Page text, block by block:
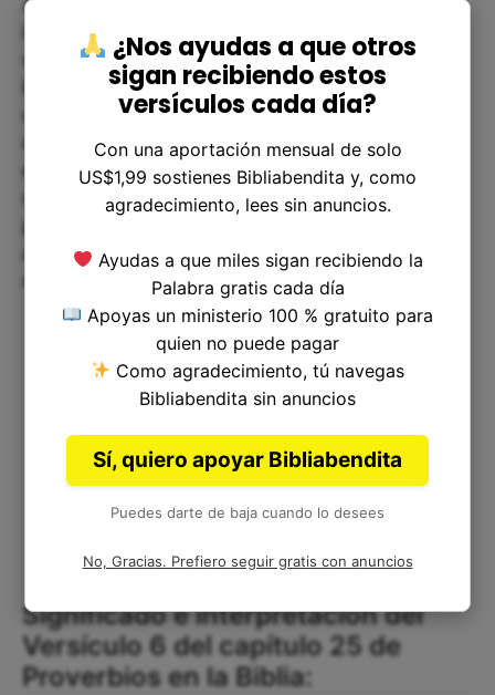
Al final del día, Proverbios 25:6 nos recuerda que
la verdadera grandeza radica en la humildad y en
saber posicionarnos con respeto hacia los demás.
En un mundo donde a menudo queremos
destacar, es vital entender que nuestro valor no
depende de la aprobación de autoridades o
estatus social. La serenidad y la paz provienen de
nuestro interior, y practicar la humildad nos
permite construir relaciones significativas y
auténticas, donde todos podemos brillar desde
nuestra propia luz.
Significado e interpretación del
Versículo 6 del capítulo 25 de
Proverbios en la Biblia:
¿Nos ayudas a que otros
sigan recibiendo estos
versículos cada día?
Con una aportación mensual de solo
US$1,99 sostienes Bibliabendita y, como
agradecimiento, lees sin anuncios.
Ayudas a que miles sigan recibiendo la
Palabra gratis cada día
Apoyas un ministerio 100 % gratuito para
quien no puede pagar
Como agradecimiento, tú navegas
Bibliabendita sin anuncios
Sí, quiero apoyar Bibliabendita
Puedes darte de baja cuando lo desees
No, Gracias. Prefiero seguir gratis con anuncios